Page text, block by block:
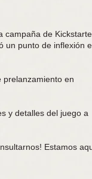
campaña de
un punto de inflexión
prelanzamiento en
y detalles del juego a
Estamos